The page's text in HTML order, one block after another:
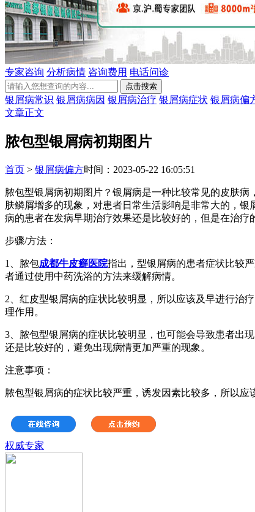
专家咨询 分析病情 咨询费用 电话问诊
银屑病常识 银屑病病因 银屑病治疗 银屑病症状 银屑病偏
文章正文
脓包型银屑病初期图片
首页 > 银屑病偏方时间：2023-05-22 16:05:51
脓包型银屑病初期图片？银屑病是一种比较常见的皮肤
肤鳞屑增多的现象，对患者日常生活影响是非常大的，
病的患者在发病早期治疗效果还是比较好的，但是在治疗
步骤/方法：
1、脓包成都牛皮癣医院指出，型银屑病的患者症状比较
者通过使用中药洗浴的方法来缓解病情。
2、红皮型银屑病的症状比较明显，所以应该及早进行治
理作用。
3、脓包型银屑病的症状比较明显，也可能会导致患者出
还是比较好的，避免出现病情更加严重的现象。
注意事项：
脓包型银屑病的症状比较严重，诱发因素比较多，所以
权威专家